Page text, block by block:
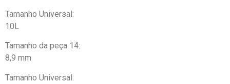
Tamanho Universal:
10L
Tamanho da peça 14:
8,9 mm
Tamanho Universal: